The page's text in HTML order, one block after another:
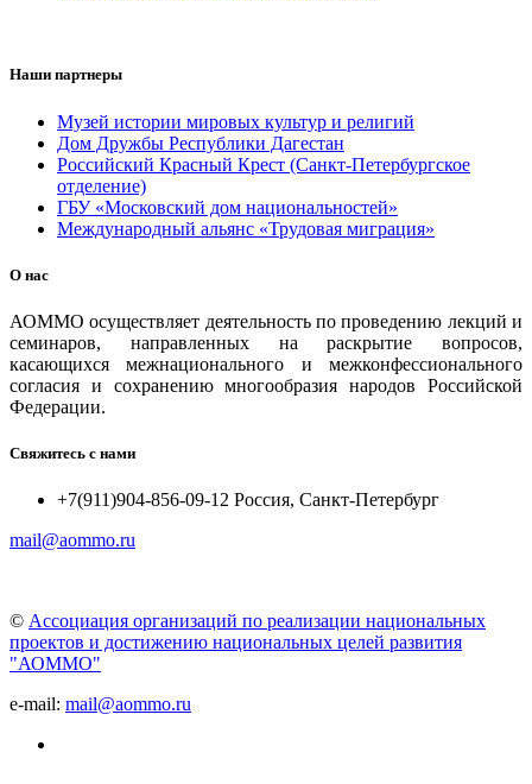
Наши партнеры
Музей истории мировых культур и религий
Дом Дружбы Республики Дагестан
Российский Красный Крест (Санкт-Петербургское
отделение)
ГБУ «Московский дом национальностей»
Международный альянс «Трудовая миграция»
О нас
АОММО осуществляет деятельность по проведению лекций и
семинаров, направленных на раскрытие вопросов,
касающихся межнационального и межконфессионального
согласия и сохранению многообразия народов Российской
Федерации.
Свяжитесь с нами
+7(911)904-856-09-12 Россия, Санкт-Петербург
mail@aommo.ru
© Ассоциация организаций по реализации национальных
проектов и достижению национальных целей развития
"АОММО"
e-mail: mail@aommo.ru